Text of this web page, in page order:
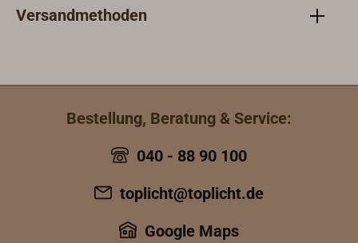
Versandmethoden
Bestellung, Beratung & Service:
040 - 88 90 100
toplicht@toplicht.de
Google Maps